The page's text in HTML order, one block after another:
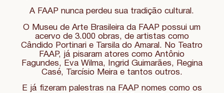
A FAAP nunca perdeu sua tradição cultural.
O Museu de Arte Brasileira da FAAP possui um
acervo de 3.000 obras, de artistas como
Cândido Portinari e Tarsila do Amaral. No Teatro
FAAP, já pisaram atores como Antônio
Fagundes, Eva Wilma, Ingrid Guimarães, Regina
Casé, Tarcísio Meira e tantos outros.
E já fizeram palestras na FAAP nomes como os